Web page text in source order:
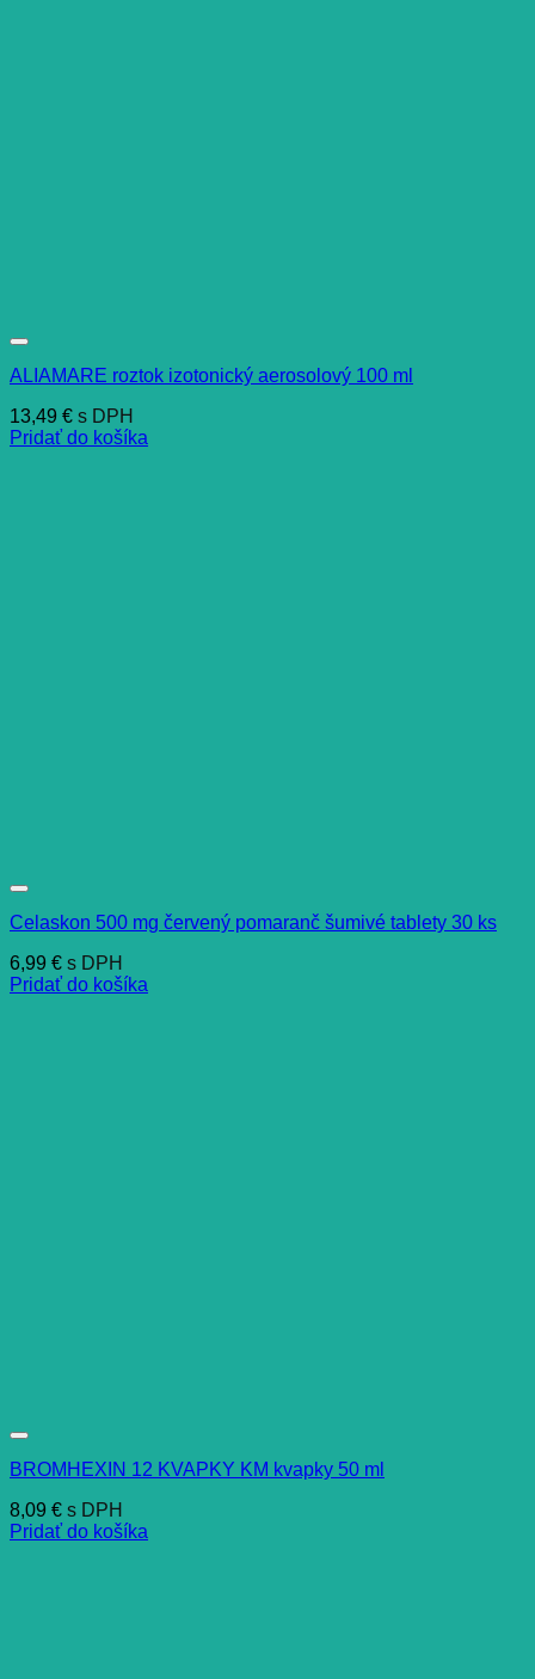
ALIAMARE roztok izotonický aerosolový 100 ml
13,49 € s DPH
Pridať do košíka
Celaskon 500 mg červený pomaranč šumivé tablety 30 ks
6,99 € s DPH
Pridať do košíka
BROMHEXIN 12 KVAPKY KM kvapky 50 ml
8,09 € s DPH
Pridať do košíka